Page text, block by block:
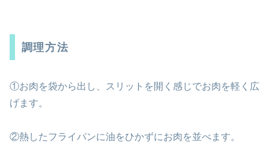
調理方法
①お肉を袋から出し、スリットを開く感じでお肉を軽く広
げます。
②熱したフライパンに油をひかずにお肉を並べます。